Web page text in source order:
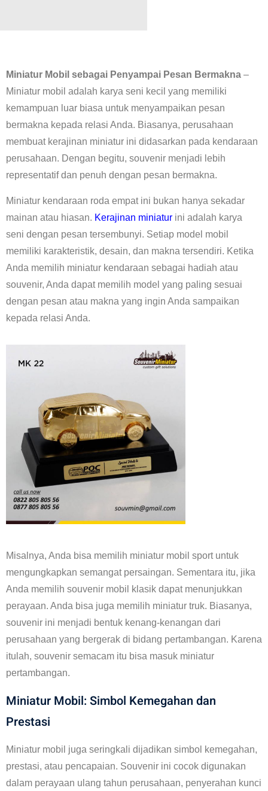
Miniatur Mobil sebagai Penyampai Pesan Bermakna –
Miniatur mobil adalah karya seni kecil yang memiliki
kemampuan luar biasa untuk menyampaikan pesan
bermakna kepada relasi Anda. Biasanya, perusahaan
membuat kerajinan miniatur ini didasarkan pada kendaraan
perusahaan. Dengan begitu, souvenir menjadi lebih
representatif dan penuh dengan pesan bermakna.
Miniatur kendaraan roda empat ini bukan hanya sekadar
mainan atau hiasan. Kerajinan miniatur ini adalah karya
seni dengan pesan tersembunyi. Setiap model mobil
memiliki karakteristik, desain, dan makna tersendiri. Ketika
Anda memilih miniatur kendaraan sebagai hadiah atau
souvenir, Anda dapat memilih model yang paling sesuai
dengan pesan atau makna yang ingin Anda sampaikan
kepada relasi Anda.
Misalnya, Anda bisa memilih miniatur mobil sport untuk
mengungkapkan semangat persaingan. Sementara itu, jika
Anda memilih souvenir mobil klasik dapat menunjukkan
perayaan. Anda bisa juga memilih miniatur truk. Biasanya,
souvenir ini menjadi bentuk kenang-kenangan dari
perusahaan yang bergerak di bidang pertambangan. Karena
itulah, souvenir semacam itu bisa masuk miniatur
pertambangan.
Miniatur Mobil: Simbol Kemegahan dan
Prestasi
Miniatur mobil juga seringkali dijadikan simbol kemegahan,
prestasi, atau pencapaian. Souvenir ini cocok digunakan
dalam perayaan ulang tahun perusahaan, penyerahan kunci